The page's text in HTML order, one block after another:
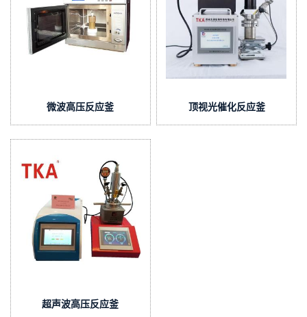
微波高压反应釜 顶视光催化反应釜
超声波高压反应釜